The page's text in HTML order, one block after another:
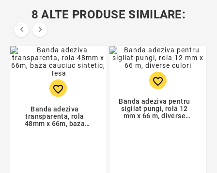
8 ALTE PRODUSE SIMILARE:
 
favorite_border
Banda adeziva
transparenta, rola
48mm x 66m, baza
favorite_border
Banda adeziva pentru
sigilat pungi, rola 12
mm x 66 m, diverse